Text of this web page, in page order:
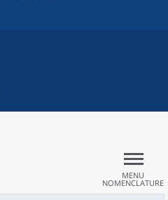
MENU
NOMENCLATURE